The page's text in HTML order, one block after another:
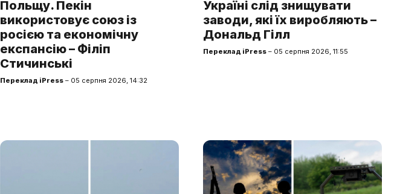
Польщу. Пекін
використовує союз із
росією та економічну
експансію – Філіп
Стичинські
Переклад iPress – 05 серпня 2026, 14:32
Україні слід знищувати
заводи, які їх виробляють –
Дональд Гілл
Переклад iPress – 05 серпня 2026, 11:55